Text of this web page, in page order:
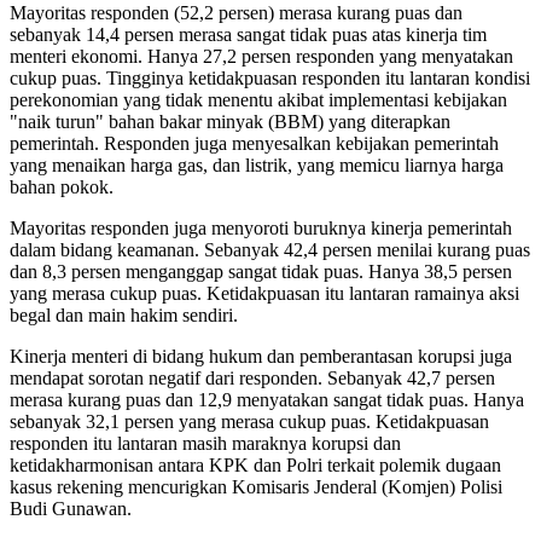
Mayoritas responden (52,2 persen) merasa kurang puas dan
sebanyak 14,4 persen merasa sangat tidak puas atas kinerja tim
menteri ekonomi. Hanya 27,2 persen responden yang menyatakan
cukup puas. Tingginya ketidakpuasan responden itu lantaran kondisi
perekonomian yang tidak menentu akibat implementasi kebijakan
"naik turun" bahan bakar minyak (BBM) yang diterapkan
pemerintah. Responden juga menyesalkan kebijakan pemerintah
yang menaikan harga gas, dan listrik, yang memicu liarnya harga
bahan pokok.
Mayoritas responden juga menyoroti buruknya kinerja pemerintah
dalam bidang keamanan. Sebanyak 42,4 persen menilai kurang puas
dan 8,3 persen menganggap sangat tidak puas. Hanya 38,5 persen
yang merasa cukup puas. Ketidakpuasan itu lantaran ramainya aksi
begal dan main hakim sendiri.
Kinerja menteri di bidang hukum dan pemberantasan korupsi juga
mendapat sorotan negatif dari responden. Sebanyak 42,7 persen
merasa kurang puas dan 12,9 menyatakan sangat tidak puas. Hanya
sebanyak 32,1 persen yang merasa cukup puas. Ketidakpuasan
responden itu lantaran masih maraknya korupsi dan
ketidakharmonisan antara KPK dan Polri terkait polemik dugaan
kasus rekening mencurigkan Komisaris Jenderal (Komjen) Polisi
Budi Gunawan.